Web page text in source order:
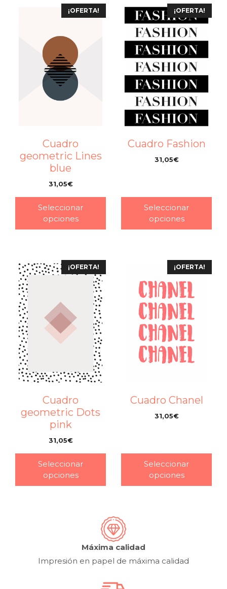
¡OFERTA!
Cuadro
geometric Lines
blue
31,05€
Seleccionar
opciones
¡OFERTA!
Cuadro Fashion
31,05€
Seleccionar
opciones
¡OFERTA!
Cuadro
geometric Dots
pink
31,05€
Seleccionar
opciones
¡OFERTA!
Cuadro Chanel
31,05€
Seleccionar
opciones
Máxima calidad
Impresión en papel de máxima calidad